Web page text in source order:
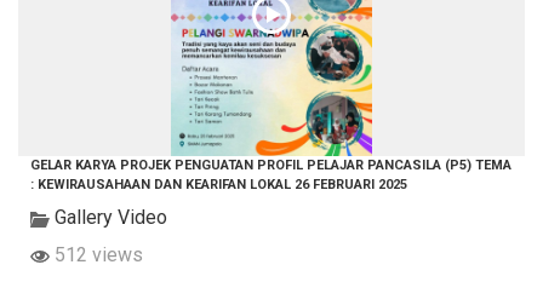
GELAR KARYA PROJEK PENGUATAN PROFIL PELAJAR PANCASILA (P5) TEMA
: KEWIRAUSAHAAN DAN KEARIFAN LOKAL 26 FEBRUARI 2025
Gallery Video
512 views